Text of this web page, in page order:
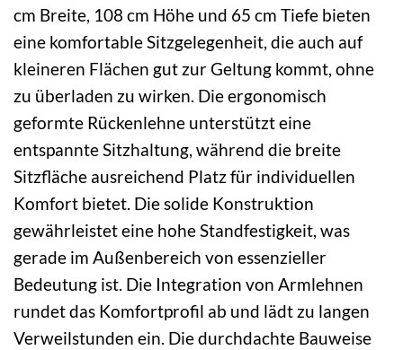
cm Breite, 108 cm Höhe und 65 cm Tiefe bieten
eine komfortable Sitzgelegenheit, die auch auf
kleineren Flächen gut zur Geltung kommt, ohne
zu überladen zu wirken. Die ergonomisch
geformte Rückenlehne unterstützt eine
entspannte Sitzhaltung, während die breite
Sitzfläche ausreichend Platz für individuellen
Komfort bietet. Die solide Konstruktion
gewährleistet eine hohe Standfestigkeit, was
gerade im Außenbereich von essenzieller
Bedeutung ist. Die Integration von Armlehnen
rundet das Komfortprofil ab und lädt zu langen
Verweilstunden ein. Die durchdachte Bauweise